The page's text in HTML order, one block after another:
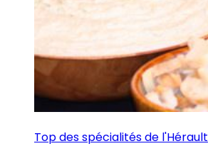
Top des spécialités de l'Hérault